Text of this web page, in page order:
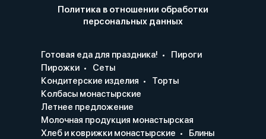
Политика в отношении обработки
персональных данных
Готовая еда для праздника!
Пироги
Пирожки
Сеты
Кондитерские изделия
Торты
Колбасы монастырские
Летнее предложение
Молочная продукция монастырская
Хлеб и коврижки монастырские
Блины